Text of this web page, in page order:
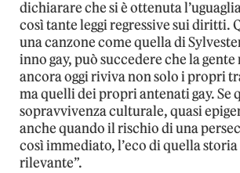
dichiarare che si è ottenuta
così tante leggi regressive sui diritti.
una canzone come quella di
inno gay, può succedere che la gente
ancora oggi riviva non solo i propri
ma quelli dei propri antenati gay. Se
sopravvivenza culturale, quasi
anche quando il rischio di una
così immediato, l’eco di quella
rilevante”.